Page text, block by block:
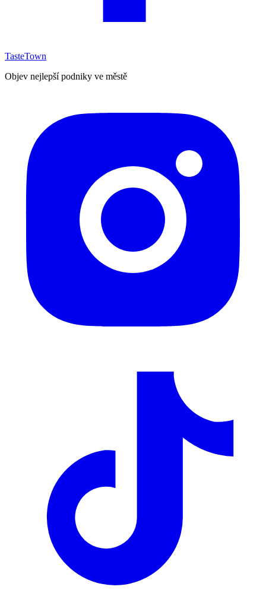
TasteTown
Objev nejlepší podniky ve městě